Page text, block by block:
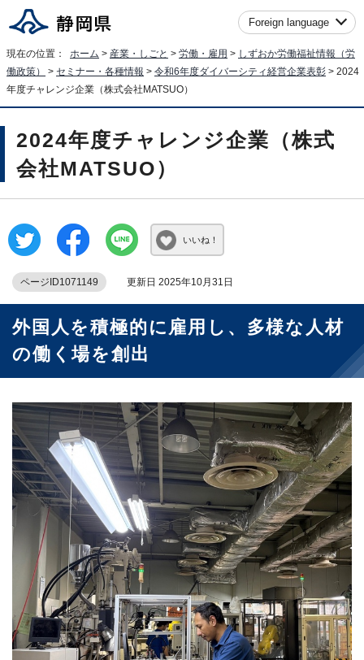
Foreign language
現在の位置： ホーム > 産業・しごと > 労働・雇用 > しずおか労働福祉情報（労
働政策）
> セミナー・各種情報 > 令和6年度ダイバーシティ経営企業表彰 > 2024
年度チャレンジ企業（株式会社MATSUO）
2024年度チャレンジ企業（株式
会社MATSUO）
いいね！
ページID1071149 更新日 2025年10月31日
外国人を積極的に雇用し、多様な人材
の働く場を創出